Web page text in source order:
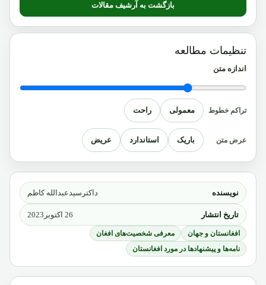
نویسنده داکترسیدعبدالله کاظم
تاریخ انتشار 26 اکتوبر2023
افغانستان و جهان
معرفی شخصیت‌های افغان
نامه‌ها و پیشنهادها در مورد افغانستان
بازگشت به آرشیف مقالات
تنظیمات مطالعه
اندازه متن
تراکم خطوط معمولی راحت
عرض متن باریک استاندارد عریض